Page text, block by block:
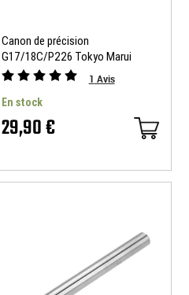
Canon de précision
G17/18C/P226 Tokyo Marui
6.00mm x 97mm Nine Ball
1 Avis
En stock
29,90 €